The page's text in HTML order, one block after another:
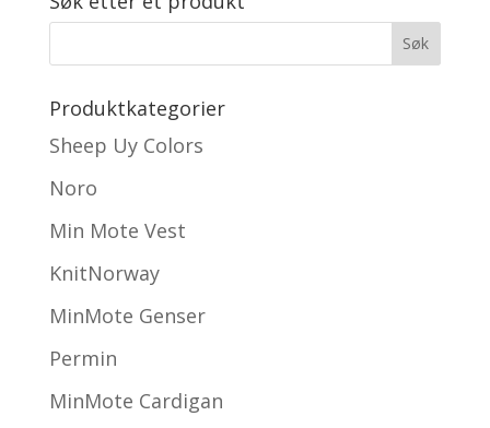
Produktkategorier
Sheep Uy Colors
Noro
Min Mote Vest
KnitNorway
MinMote Genser
Permin
MinMote Cardigan